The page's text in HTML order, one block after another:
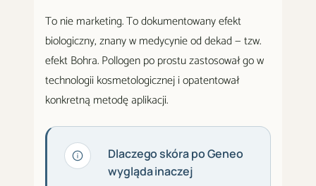
To nie marketing. To dokumentowany efekt
biologiczny, znany w medycynie od dekad — tzw.
efekt Bohra. Pollogen po prostu zastosował go w
technologii kosmetologicznej i opatentował
konkretną metodę aplikacji.
Dlaczego skóra po Geneo
wygląda inaczej